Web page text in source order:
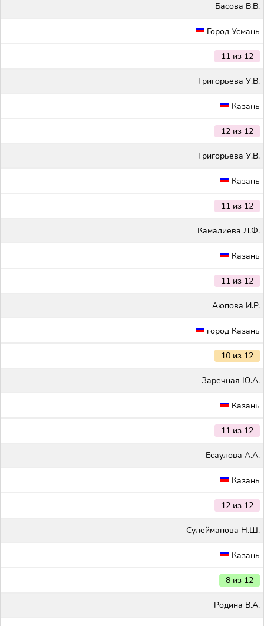
Басова В.В.
Город Усмань
11 из 12
Григорьева У.В.
Казань
12 из 12
Григорьева У.В.
Казань
11 из 12
Камалиева Л.Ф.
Казань
11 из 12
Аюпова И.Р.
город Казань
10 из 12
Заречная Ю.А.
Казань
11 из 12
Есаулова А.А.
Казань
12 из 12
Сулейманова Н.Ш.
Казань
8 из 12
Родина В.А.